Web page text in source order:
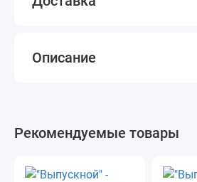
Описание
Рекомендуемые товары